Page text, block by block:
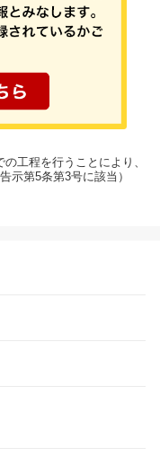
工程を行うことにより、
示第5条第3号に該当）